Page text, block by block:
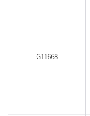
G11668